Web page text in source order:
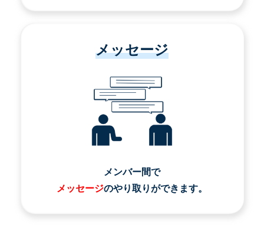
メッセージ
メンバー間で
メッセージのやり取りができます。